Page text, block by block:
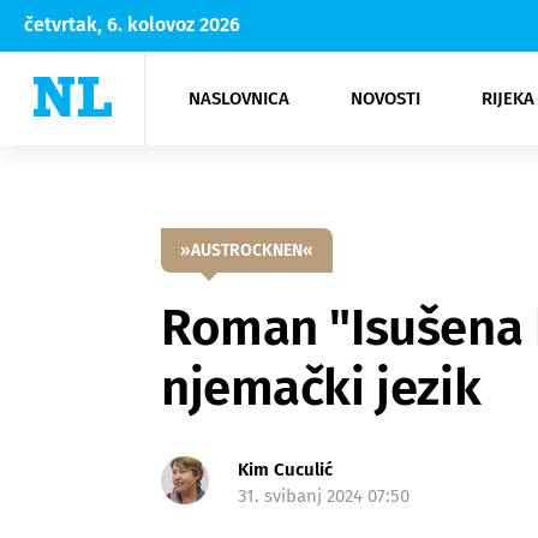
četvrtak, 6. kolovoz 2026
NASLOVNICA NOVOSTI
Rijeka Opatija
NK
Moda
Kultura
»AUSTROCKNEN«
Roman
njemački jezik
Kim Cuculić
31. svibanj 2024 07:50